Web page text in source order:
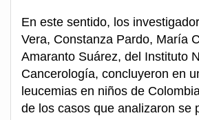
En este sentido, los
Vera, Constanza Pardo, María
Amaranto Suárez, del Instituto
Cancerología, concluyeron en
leucemias en niños de
de los casos que analizaron se